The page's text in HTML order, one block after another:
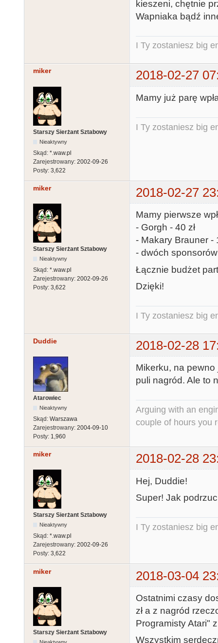
kieszeni, chętnie
Wapniaka bądź
I Ty zostaniesz big
miker 2018-02-27
Starszy Sierżant Sztabowy
Nieaktywny
Skąd: *.waw.pl
Zarejestrowany: 2002-09-26
Posty: 3,622
Mamy już parę
I Ty zostaniesz big
miker 2018-02-27
Starszy Sierżant Sztabowy
Nieaktywny
Skąd: *.waw.pl
Zarejestrowany: 2002-09-26
Posty: 3,622
Mamy pierwsze
- Gorgh - 40 zł
- Makary Brauner -
- dwóch
Łącznie budżet
Dzięki!
I Ty zostaniesz big
Duddie 2018-02-28
Atarowiec
Nieaktywny
Skąd: Warszawa
Zarejestrowany: 2004-09-10
Posty: 1,960
Mikerku, na
puli nagród. Ale to
Arguing with an
couple of hours you
miker 2018-02-28
Starszy Sierżant Sztabowy
Nieaktywny
Skąd: *.waw.pl
Zarejestrowany: 2002-09-26
Posty: 3,622
Hej, Duddie!
Super! Jak
I Ty zostaniesz big
miker 2018-03-04
Starszy Sierżant Sztabowy
Ostatnimi czasy
zł a z nagród
Programisty Atari"
Wszystkim